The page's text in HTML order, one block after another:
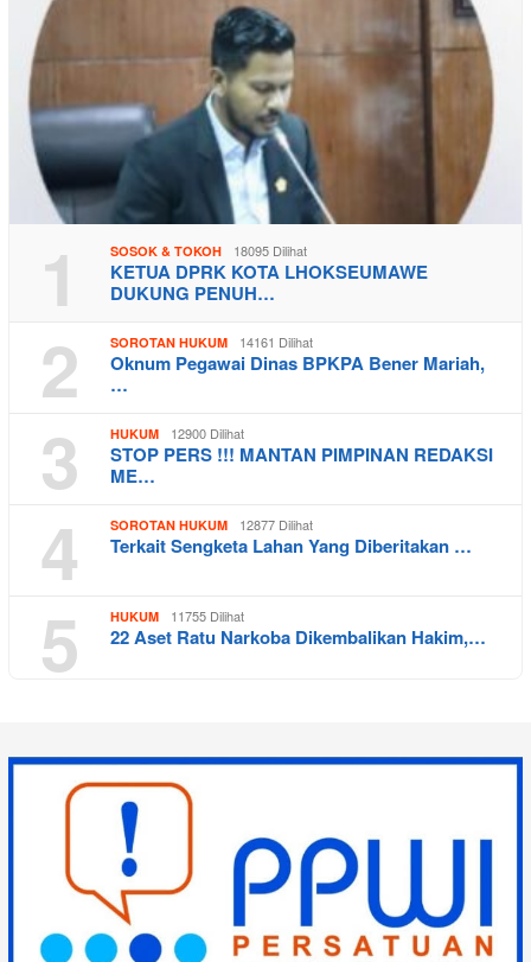
1 SOSOK & TOKOH 18095 Dilihat
KETUA DPRK KOTA LHOKSEUMAWE
DUKUNG PENUH…
2 SOROTAN HUKUM 14161 Dilihat
Oknum Pegawai Dinas BPKPA Bener Mariah,
…
3 HUKUM 12900 Dilihat
STOP PERS !!! MANTAN PIMPINAN REDAKSI
ME…
4 SOROTAN HUKUM 12877 Dilihat
Terkait Sengketa Lahan Yang Diberitakan …
5 HUKUM 11755 Dilihat
22 Aset Ratu Narkoba Dikembalikan Hakim,…